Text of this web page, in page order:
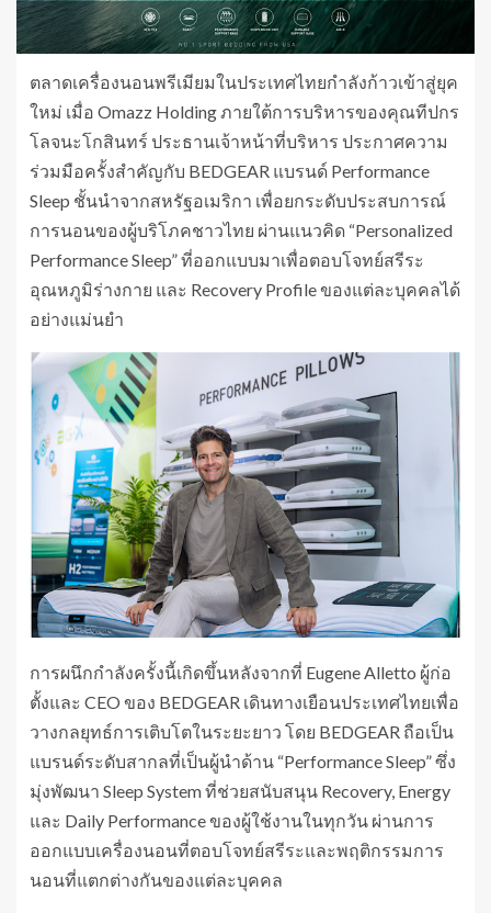
ตลาดเครื่องนอนพรีเมียมในประเทศไทยกำลังก้าวเข้าสู่ยุค
ใหม่ เมื่อ Omazz Holding ภายใต้การบริหารของคุณทีปกร
โลจนะโกสินทร์ ประธานเจ้าหน้าที่บริหาร ประกาศความ
ร่วมมือครั้งสำคัญกับ BEDGEAR แบรนด์ Performance
Sleep ชั้นนำจากสหรัฐอเมริกา เพื่อยกระดับประสบการณ์
การนอนของผู้บริโภคชาวไทย ผ่านแนวคิด “Personalized
Performance Sleep” ที่ออกแบบมาเพื่อตอบโจทย์สรีระ
อุณหภูมิร่างกาย และ Recovery Profile ของแต่ละบุคคลได้
อย่างแม่นยำ
การผนึกกำลังครั้งนี้เกิดขึ้นหลังจากที่ Eugene Alletto ผู้ก่อ
ตั้งและ CEO ของ BEDGEAR เดินทางเยือนประเทศไทยเพื่อ
วางกลยุทธ์การเติบโตในระยะยาว โดย BEDGEAR ถือเป็น
แบรนด์ระดับสากลที่เป็นผู้นำด้าน “Performance Sleep” ซึ่ง
มุ่งพัฒนา Sleep System ที่ช่วยสนับสนุน Recovery, Energy
และ Daily Performance ของผู้ใช้งานในทุกวัน ผ่านการ
ออกแบบเครื่องนอนที่ตอบโจทย์สรีระและพฤติกรรมการ
นอนที่แตกต่างกันของแต่ละบุคคล